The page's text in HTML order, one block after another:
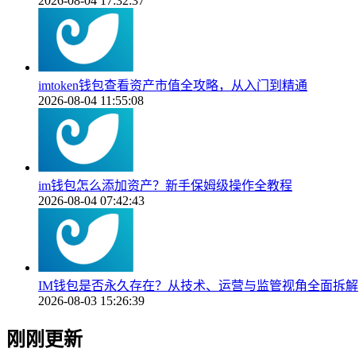
imtoken钱包查看资产市值全攻略，从入门到精通
2026-08-04 11:55:08
im钱包怎么添加资产？新手保姆级操作全教程
2026-08-04 07:42:43
IM钱包是否永久存在？从技术、运营与监管视角全面拆解
2026-08-03 15:26:39
刚刚更新